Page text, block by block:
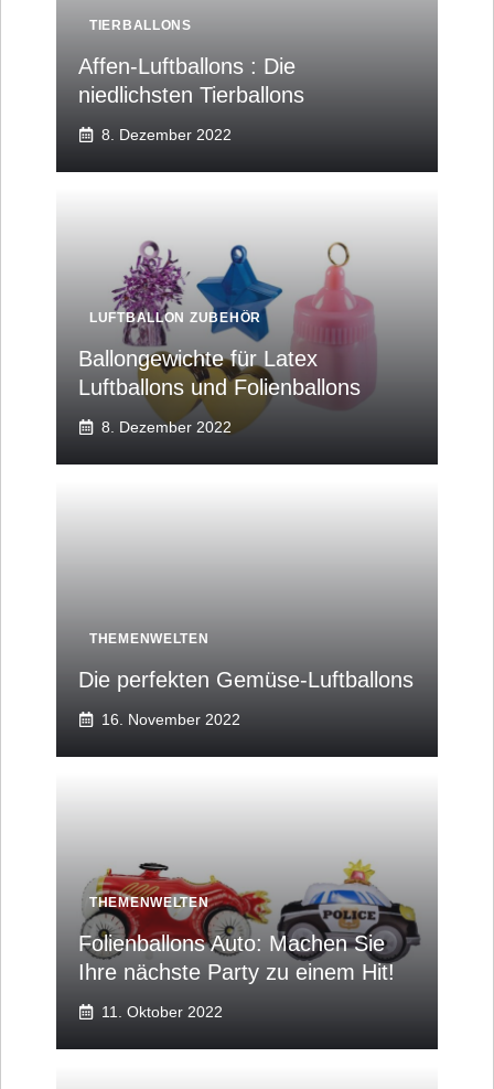
TIERBALLONS
Affen-Luftballons : Die
niedlichsten Tierballons
8. Dezember 2022
LUFTBALLON ZUBEHÖR
Ballongewichte für Latex
Luftballons und Folienballons
8. Dezember 2022
THEMENWELTEN
Die perfekten Gemüse-Luftballons
16. November 2022
THEMENWELTEN
Folienballons Auto: Machen Sie
Ihre nächste Party zu einem Hit!
11. Oktober 2022